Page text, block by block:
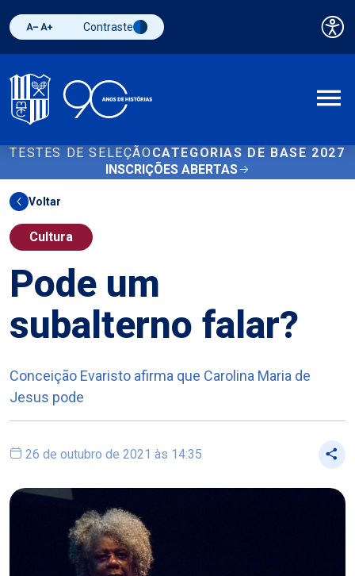
Diminuir fonte
Aumentar fonteAlternar contraste
Contraste
TESTES DE SELEÇÃO CATEGORIAS DE BASE 2027
INSCRIÇÕES ABERTAS
Voltar
Cultura
Pode um
subalterno falar?
Conceição Evaristo afirma que Carolina Maria de
Jesus pode
26 de outubro de 2021 às 14:35